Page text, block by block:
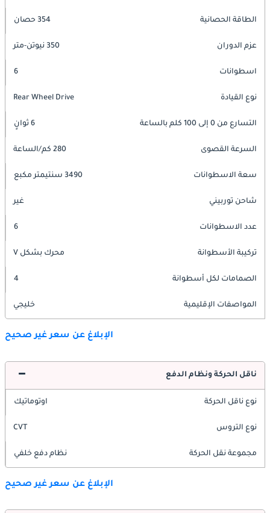
الطاقة الحصانية 354 حصان
عزم الدوران 350 نيوتن-متر
اسطوانات 6
نوع القيادة Rear Wheel Drive
التسارع من 0 إلى 100 كلم بالساعة 6 ثوانٍ
السرعة القصوى 280 كم/الساعة
سعة الاسطوانات 3490 سنتيمتر مكبع
شاحن توربيني غير
عدد الاسطوانات 6
تركيبة الأسطوانة محرك بشكل V
الصمامات لكل أسطوانة 4
المواصفات الإقليمية خليجي
الإبلاغ عن سعر غير صحيح
ناقل الحركة ونظام الدفع
نوع ناقل الحركة اوتوماتيك
نوع التروس CVT
مجموعة نقل الحركة نظام دفع خلفي
الإبلاغ عن سعر غير صحيح